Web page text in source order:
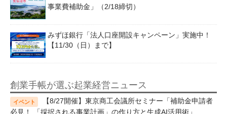
事業費補助金」（2/18締切）
みずほ銀行「法人口座開設キャンペーン」実施中！
【11/30（日）まで】
創業手帳が選ぶ起業経営ニュース
【8/27開催】東京商工会議所セミナー「補助金申請者
必見！ 「採択される事業計画」の作り方と生成AI活用術」